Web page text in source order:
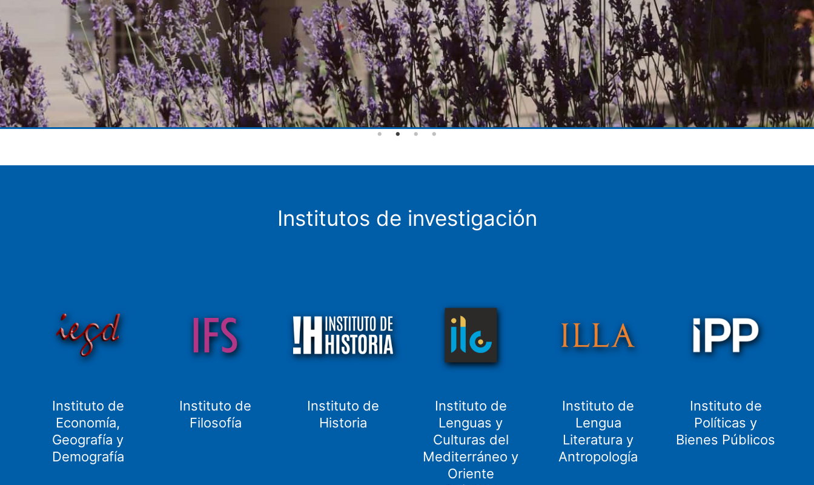
Institutos de investigación
Instituto de
Economía,
Geografía y
Demografía
Instituto de
Filosofía
Instituto de
Historia
Instituto de
Lenguas y
Culturas del
Mediterráneo y
Oriente
Instituto de
Lengua
Literatura y
Antropología
Instituto de
Políticas y
Bienes Públicos